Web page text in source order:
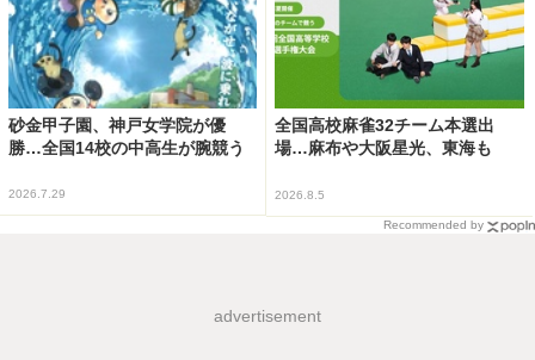
砂金甲子園、神戸女学院が優
勝…全国14校の中高生が腕競う
2026.7.29
全国高校麻雀32チーム本選出
場…麻布や大阪星光、東海も
2026.8.5
Recommended by
advertisement